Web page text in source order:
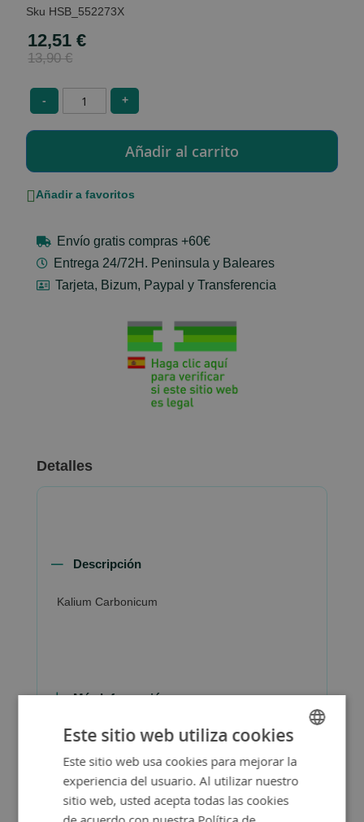
galleryHSB_552273X
Special
Price
12,51 €
13,90 €
- +
Añadir a favoritos
Envío gratis compras +60€
Entrega 24/72H. Peninsula y Baleares
Tarjeta, Bizum, Paypal y Transferencia
Detalles
Descripción
Kalium Carbonicum
Más Información
SPANISH
ENGLISH
Este sitio web utiliza cookies
Este sitio web usa cookies para mejorar la
experiencia del usuario. Al utilizar nuestro
sitio web, usted acepta todas las cookies